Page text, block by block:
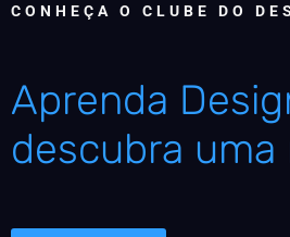
CONHEÇA O CLUBE DO
Aprenda
descubra uma